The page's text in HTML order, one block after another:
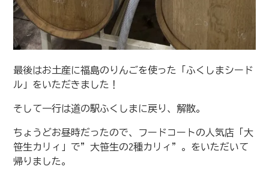
最後はお土産に福島のりんごを使った「ふくしまシード
ル」をいただきました！
そして一行は道の駅ふくしまに戻り、解散。
ちょうどお昼時だったので、フードコートの人気店「大
笹生カリィ」で”大笹生の2種カリィ”。をいただいて
帰りました。